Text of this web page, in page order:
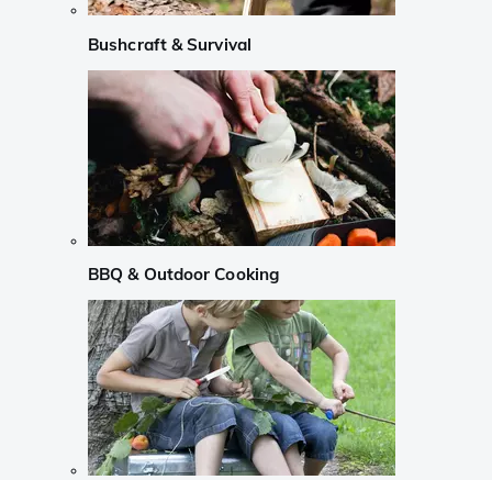
Bushcraft & Survival
BBQ & Outdoor Cooking